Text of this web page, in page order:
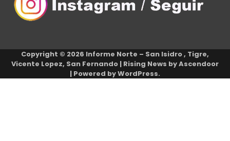
Copyright © 2026 Informe Norte – San Isidro , Tigre,
Vicente Lopez, San Fernando | Rising News byAscendoor
| Powered byWordPress.